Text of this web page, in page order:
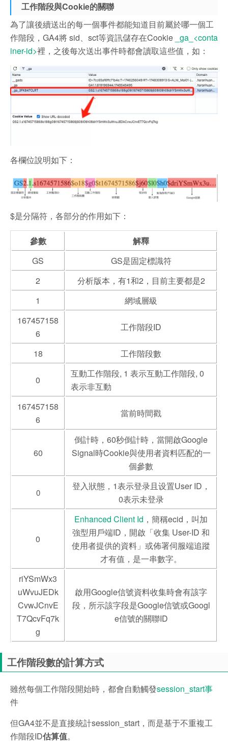
工作階段與Cookie的關聯
為了讓後續送出的每一個事件都能知道目前屬於哪一個工
作階段，GA4將 sid、sct等資訊儲存在Cookie _ga_<conta
iner-id>裡，之後每次送出事件時都會讀取這些值，如：
各欄位說明如下：
$是分隔符，各部分的作用如下：
參數
解釋
GS
GS是固定標識符
2
分析版本，有1和2，目前主要都是2
1
網域層級
167457158
6
工作階段ID
18 工作階段數
0
互動工作階段, 1 表示互動工作階段, 0
表示非互動
167457158
6
當前時間戳
60
倒計時，60秒倒計時，當開啟Google
Signal時Cookie與使用者資料匹配的一
個參數
0
登入狀態，1表示登录且设置User ID，
0表示未登录
0
Enhanced Client Id ，簡稱ecid，叫加
強型用戶端ID，開啟「收集 User-ID 和
使用者提供的資料」或佈署伺服端追蹤
才有值，是一串數字。
riYSmWx3
uWvuJEDk
CvwJCnvE
T7QcvFq7k
g
啟用Google信號資料收集時會有該字
段，所示該字段是Google信號或Googl
e信號的關聯ID
工作階段數的計算方式
雖然每個工作階段開始時，都會自動觸發session_start事
件
但GA4並不是直接統計session_start，而是基于不重複工
作階段ID估算值。